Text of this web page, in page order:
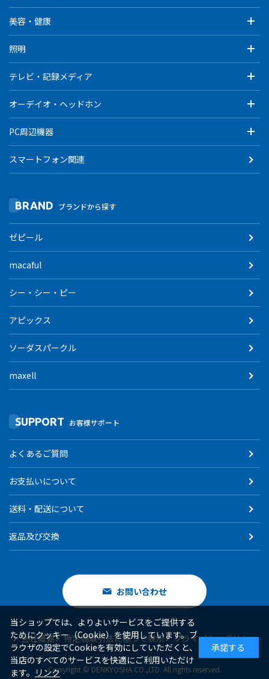
美容・健康
照明
テレビ・記録メディア
オーデイオ・ヘッドホン
PC周辺機器
スマートフォン関連
BRAND ブランドから探す
ゼピール
macaful
シー・シー・ピー
アピックス
ソーダスパークル
maxell
SUPPORT お客様サポート
よくあるご質問
お支払いについて
送料・配送について
返品及び交換
お問い合わせ
会社概要 特定商取引法に基づく表示 プライバシーポリシー
Copyright © DENKYOSHA CO.,LTD. All rights reserved.
当ショップでは、よりよいサービスをご提供する
ためにクッキー（Cookie）を使用しています。ブ
ラウザの設定でCookieを有効にしていただくと、
当店のすべてのサービスを快適にご利用いただけ
ます。 リンク
承諾する